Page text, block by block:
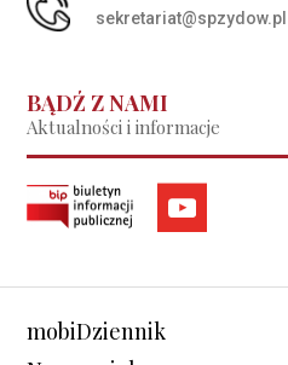
sekretariat@spzydow.pl
BĄDŹ Z NAMI
Aktualności i informacje
mobiDziennik